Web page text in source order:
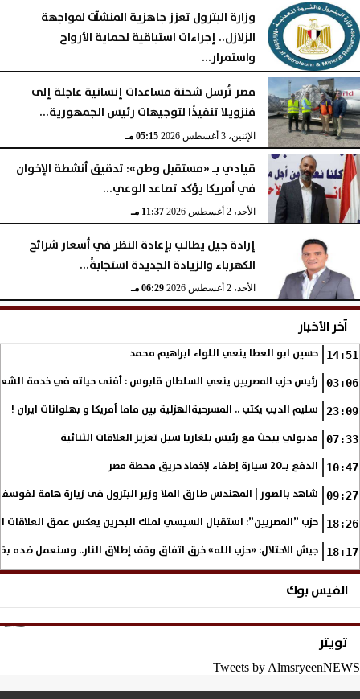
وزارة البترول تعزز جاهزية المنشآت لمواجهة
الزلازل.. إجراءات استباقية لحماية الأرواح
واستمرار...
الإثنين، 3 أغسطس 2026
مصر تُرسل شحنة مساعدات إنسانية عاجلة إلى
فنزويلا تنفيذًا لتوجيهات رئيس الجمهورية...
الإثنين، 3 أغسطس 2026 05:15 مـ
قيادي بـ «مستقبل وطن»: تدقيق أنشطة الإخوان
في أمريكا يؤكد تصاعد الوعي...
الأحد، 2 أغسطس 2026 11:37 مـ
إرادة جيل يطالب بإعادة النظر في أسعار شرائح
الكهرباء والزيادة الجديدة استجابةً...
الأحد، 2 أغسطس 2026 06:29 مـ
آخر الأخبار
14:51 حسين ابو العطا ينعي اللواء ابراهيم محمد
03:06 رئيس حزب المصريين ينعي السلطان قابوس : أفنى حياته في خدمة
23:09 سليم الديب يكتب .. المسرحيةالهزلية بين ماما أمريكا و بهلوانات ايران !
07:33 مدبولي يبحث مع رئيس بلغاريا سبل تعزيز العلاقات الثنائية
10:47 الدفع بـ20 سيارة إطفاء لإخماد حريق محطة مصر
09:27 شاهد بالصور | المهندس طارق الملا وزير البترول فى زيارة هامة
18:26 حزب ”المصريين”: استقبال السيسي لملك البحرين يعكس عمق العلاقات
18:17 جيش الاحتلال: «حزب الله» خرق اتفاق وقف إطلاق النار.. وسنعمل ضده
الفيس بوك
تويتر
Tweets by AlmsryeenNEWS